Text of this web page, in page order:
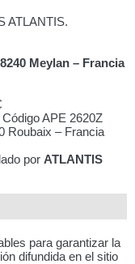
ATLANTIS.
Meylan – Francia
APE 2620Z
Roubaix – Francia
por ATLANTIS
para garantizar la
difundida en el sitio